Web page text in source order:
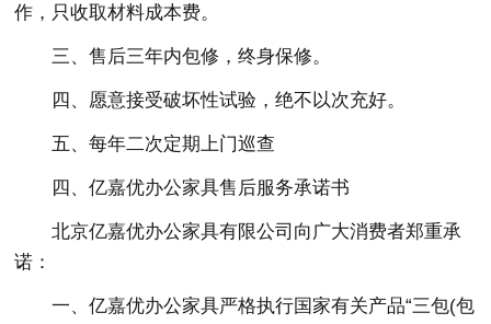
作，只收取材料成本费。
三、售后三年内包修，终身保修。
四、愿意接受破坏性试验，绝不以次充好。
五、每年二次定期上门巡查
四、亿嘉优办公家具售后服务承诺书
北京亿嘉优办公家具有限公司向广大消费者郑重承
诺：
一、亿嘉优办公家具严格执行国家有关产品“三包(包